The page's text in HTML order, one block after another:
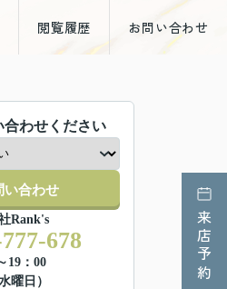
閲覧履歴 お問い合わせ
来店予約
合わせください
い合わせ
Rank's
678
19：00
曜日）